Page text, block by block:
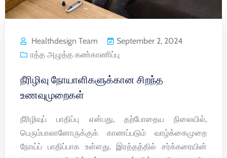
Healthdesign Team
September 2, 2024
ரத்த அழுத்த கண்காணிப்பு
நீரிழிவு நோயாளிகளுக்கான சிறந்த
உணவுமுறைகள்
நீரிழிவுப் பாதிப்பு என்பது, தற்போதைய நிலையில்,
பெரும்பாலானோருக்குக் காணப்படும் வாழ்க்கைமுறை
நோய்ப் பாதிப்பாக உள்ளது. இரத்தத்தில் சர்க்கரையின்